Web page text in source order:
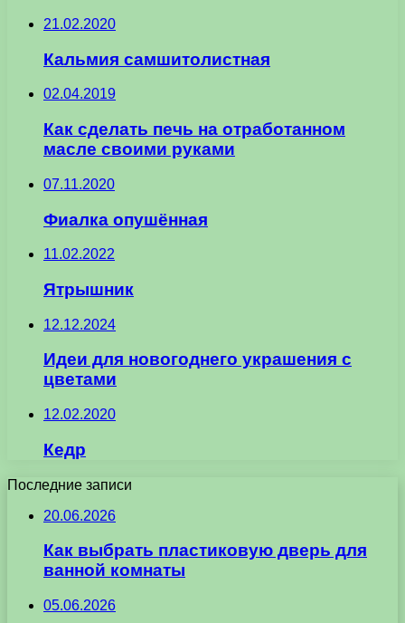
21.02.2020
Кальмия самшитолистная
02.04.2019
Как сделать печь на отработанном
масле своими руками
07.11.2020
Фиалка опушённая
11.02.2022
Ятрышник
12.12.2024
Идеи для новогоднего украшения с
цветами
12.02.2020
Кедр
Последние записи
20.06.2026
Как выбрать пластиковую дверь для
ванной комнаты
05.06.2026